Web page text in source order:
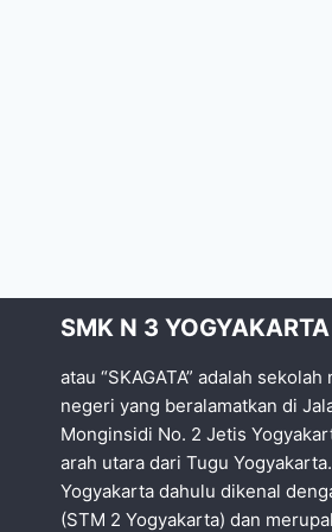
SMK N 3 YOGYAKARTA
atau “SKAGATA” adalah
negeri yang beralamatkan di
Monginsidi No. 2 Jetis
arah utara dari Tugu
Yogyakarta dahulu dikenal
(STM 2 Yogyakarta) dan